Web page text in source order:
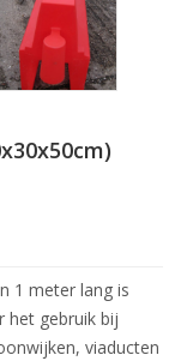
1 meter lang is
het gebruik bij
viaducten